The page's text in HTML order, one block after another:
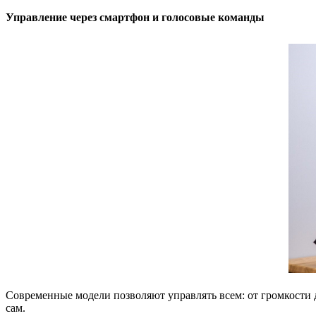
Управление через смартфон и голосовые команды
Современные модели позволяют управлять всем: от
сам.